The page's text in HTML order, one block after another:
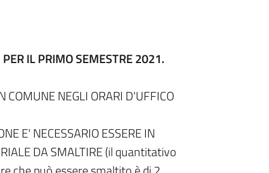
IL PRIMO SEMESTRE 2021.
COMUNE NEGLI ORARI D'UFFICO
E' NECESSARIO ESSERE IN
DA SMALTIRE (il quantitativo